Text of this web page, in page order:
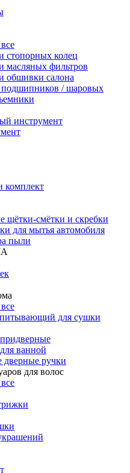
стопорных колец
масляных фильтров
обшивки салона
/ шаровых
инструмент
комплект
щётки-смётки и скребки
для мытья автомобиля
пыли
для сушки
ванной
ручки
для волос